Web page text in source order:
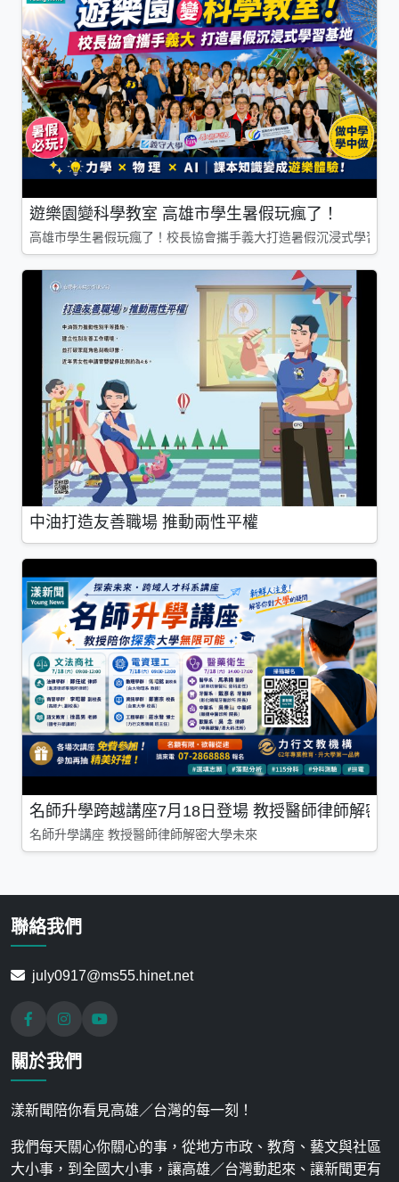
遊樂園變科學教室 高雄市學生暑假玩瘋了！
高雄市學生暑假玩瘋了！校長協會攜手義大打造暑假沉浸式學習基
中油打造友善職場 推動兩性平權
名師升學跨越講座7月18日登場 教授醫師律師解密
名師升學講座 教授醫師律師解密大學未來
聯絡我們
july0917@ms55.hinet.net
關於我們
漾新聞陪你看見高雄／台灣的每一刻！
我們每天關心你關心的事，從地方市政、教育、藝文與社區
大小事，到全國大小事，讓高雄／台灣動起來、讓新聞更有